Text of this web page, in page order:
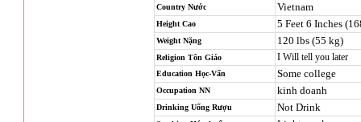
Country Nước Vietnam
Height Cao 5 Feet 6 Inches
Weight Nặng 120 lbs (55 kg)
Religion Tôn Giáo I Will tell you later
Education Học-Vấn Some college
Occupation NN kinh doanh
Drinking Uống Rượu Not Drink